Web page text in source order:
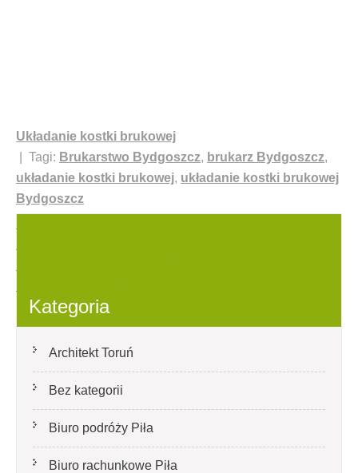
Układanie kostki brukowej
| Tagi: Brukarstwo Bydgoszcz, brukarz Bydgoszcz,
układanie kostki brukowej, układanie kostki brukowej
Bydgoszcz
Nawigacja
wpisu
Kategoria
Architekt Toruń
Bez kategorii
Biuro podróży Piła
Biuro rachunkowe Piła